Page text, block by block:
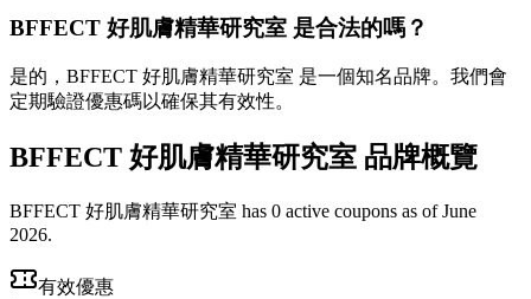
BFFECT 好肌膚精華研究室 是合法的嗎？
是的，BFFECT 好肌膚精華研究室 是一個知名品牌。我們會
定期驗證優惠碼以確保其有效性。
BFFECT 好肌膚精華研究室 品牌概覽
BFFECT 好肌膚精華研究室 has 0 active coupons as of June
2026.
有效優惠